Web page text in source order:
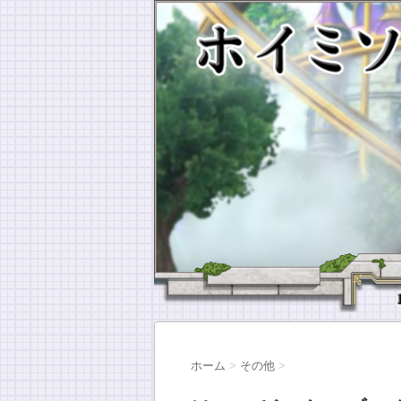
ホーム > その他 >